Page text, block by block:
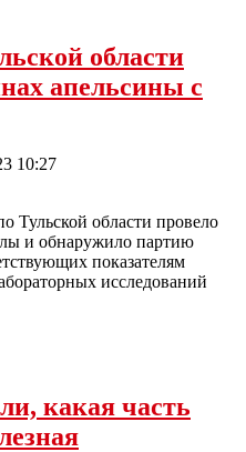
области
апельсины с
10:27
Тульской области провело
и обнаружило партию
показателям
исследований
какая часть